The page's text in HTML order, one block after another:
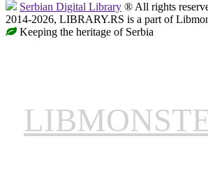
Serbian Digital Library ® All rights
2014-2026, LIBRARY.RS is a part of
Keeping the heritage of Serbia